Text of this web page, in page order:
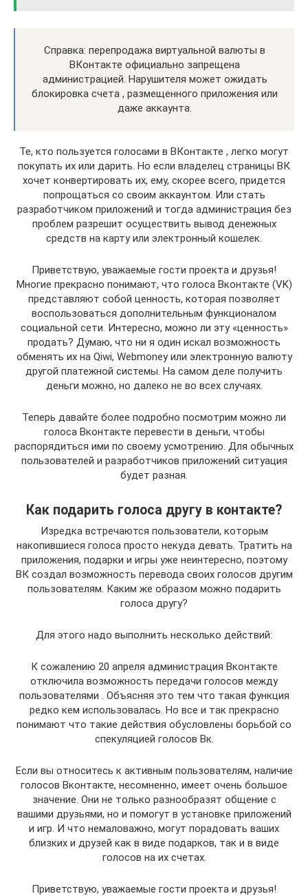
Справка: перепродажа виртуальной валюты в
ВКонтакте официально запрещена
администрацией. Нарушителя может ожидать
блокировка счета , размещенного приложения или
даже аккаунта.
Те, кто пользуется голосами в ВКонтакте , легко могут
покупать их или дарить. Но если владелец страницы ВК
хочет конвертировать их, ему, скорее всего, придется
попрощаться со своим аккаунтом. Или стать
разработчиком приложений и тогда администрация без
проблем разрешит осуществить вывод денежных
средств на карту или электронный кошелек.
Приветствую, уважаемые гости проекта и друзья!
Многие прекрасно понимают, что голоса Вконтакте (VK)
представляют собой ценность, которая позволяет
воспользоваться дополнительным функционалом
социальной сети. Интересно, можно ли эту «ценность»
продать? Думаю, что ни я один искал возможность
обменять их на Qiwi, Webmoney или электронную валюту
другой платежной системы. На самом деле получить
деньги можно, но далеко не во всех случаях.
Теперь давайте более подробно посмотрим можно ли
голоса Вконтакте перевести в деньги, чтобы
распорядиться ими по своему усмотрению. Для обычных
пользователей и разработчиков приложений ситуация
будет разная.
Как подарить голоса другу в контакте?
Изредка встречаются пользователи, которым
накопившиеся голоса просто некуда девать. Тратить на
приложения, подарки и игры уже неинтересно, поэтому
ВК создал возможность перевода своих голосов другим
пользователям. Каким же образом можно подарить
голоса другу?
Для этого надо выполнить несколько действий:
К сожалению 20 апреля администрация Вконтакте
отключила возможность передачи голосов между
пользователями . Объясняя это тем что такая функция
редко кем использовалась. Но все и так прекрасно
понимают что такие действия обусловлены борьбой со
спекуляцией голосов Вк.
Если вы относитесь к активным пользователям, наличие
голосов Вконтакте, несомненно, имеет очень большое
значение. Они не только разнообразят общение с
вашими друзьями, но и помогут в установке приложений
и игр. И что немаловажно, могут порадовать ваших
близких и друзей как в виде подарков, так и в виде
голосов на их счетах.
Приветствую, уважаемые гости проекта и друзья!